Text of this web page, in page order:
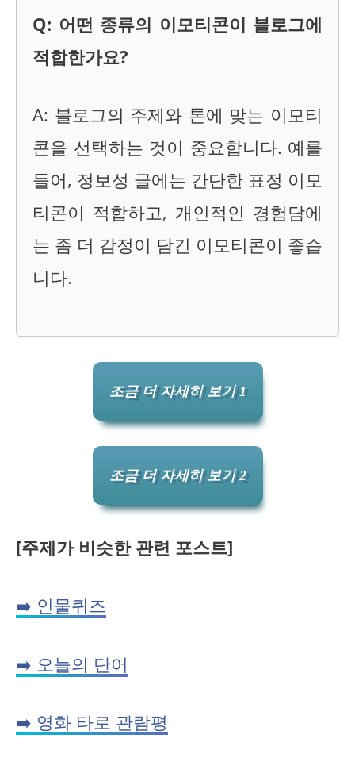
Q: 어떤 종류의 이모티콘이 블로그에
적합한가요?
A: 블로그의 주제와 톤에 맞는 이모티
콘을 선택하는 것이 중요합니다. 예를
들어, 정보성 글에는 간단한 표정 이모
티콘이 적합하고, 개인적인 경험담에
는 좀 더 감정이 담긴 이모티콘이 좋습
니다.
조금 더 자세히 보기 1
조금 더 자세히 보기 2
[주제가 비슷한 관련 포스트]
➡️ 인물퀴즈
➡️ 오늘의 단어
➡️ 영화 타로 관람평